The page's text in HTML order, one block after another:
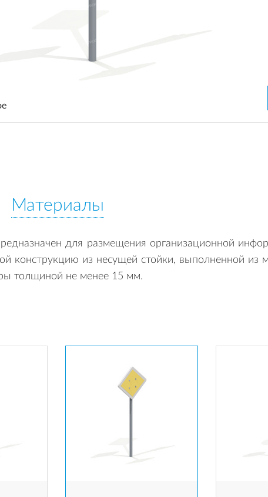
Материалы
для размещения организационной
конструкцию из несущей стойки, выполненной
толщиной не менее 15 мм.